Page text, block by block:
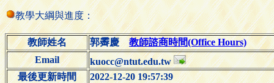
教學大綱與進度：
教師姓名 郭霽慶教師諮商時間(Office Hours)
Email
kuocc@ntut.edu.tw
最後更新時間
2022-12-20 19:57:39